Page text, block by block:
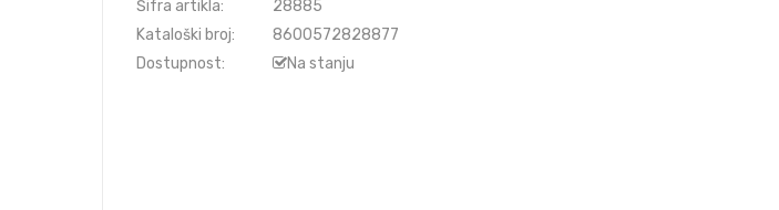
Šifra artikla:
28885
Kataloški broj:
8600572828877
Dostupnost:
Na stanju